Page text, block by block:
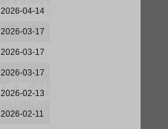
2026-04-14
2026-03-17
2026-03-17
2026-03-17
2026-02-13
2026-02-11